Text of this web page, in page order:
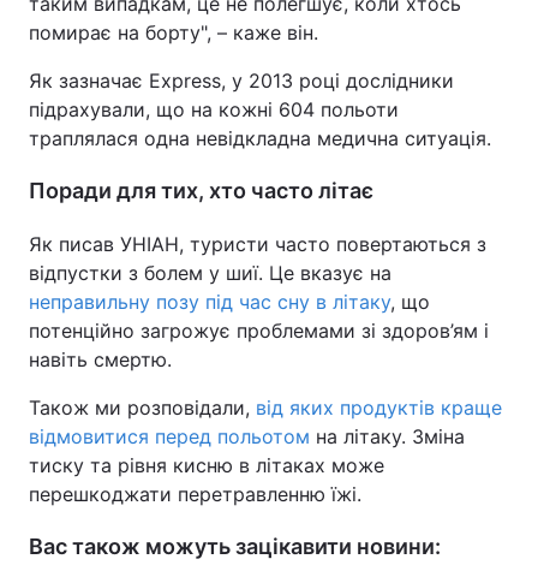
помирає на борту", – каже він.
Як зазначає Express, у 2013 році дослідники
підрахували, що на кожні 604 польоти
траплялася одна невідкладна медична ситуація.
Поради для тих, хто часто літає
Як писав УНІАН, туристи часто повертаються з
відпустки з болем у шиї. Це вказує на
неправильну позу під час сну в літаку, що
потенційно загрожує проблемами зі здоров’ям і
навіть смертю.
Також ми розповідали, від яких продуктів краще
відмовитися перед польотом на літаку. Зміна
тиску та рівня кисню в літаках може
перешкоджати перетравленню їжі.
Вас також можуть зацікавити новини: